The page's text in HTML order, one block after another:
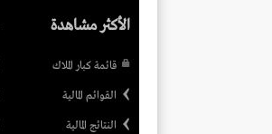
الأكثر مشاهدة
قائمة كبار الملاك
القوائم المالية
النتائج المالية